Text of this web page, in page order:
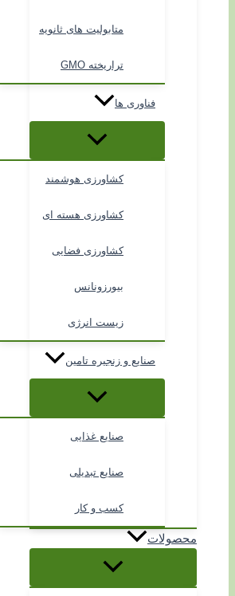
متابولیت های ثانویه
تراریخته GMO
فناوری ها
کشاورزی هوشمند
کشاورزی هسته ای
کشاورزی فضایی
بیورزونانس
زیست انرژی
صنایع و زنجیره تامین
صنایع غذایی
صنایع تبدیلی
کسب و کار
محصولات